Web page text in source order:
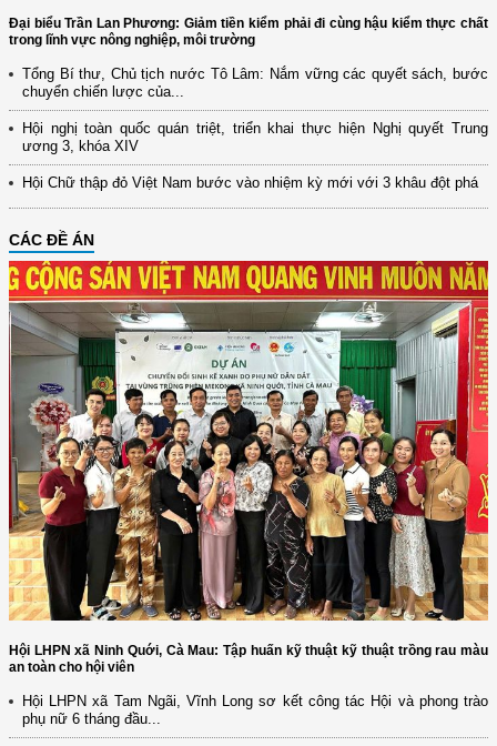
Đại biểu Trần Lan Phương: Giảm tiền kiểm phải đi cùng hậu kiểm thực chất
trong lĩnh vực nông nghiệp, môi trường
Tổng Bí thư, Chủ tịch nước Tô Lâm: Nắm vững các quyết sách, bước
chuyển chiến lược của...
Hội nghị toàn quốc quán triệt, triển khai thực hiện Nghị quyết Trung
ương 3, khóa XIV
Hội Chữ thập đỏ Việt Nam bước vào nhiệm kỳ mới với 3 khâu đột phá
CÁC ĐỀ ÁN
Hội LHPN xã Ninh Quới, Cà Mau: Tập huấn kỹ thuật kỹ thuật trồng rau màu
an toàn cho hội viên
Hội LHPN xã Tam Ngãi, Vĩnh Long sơ kết công tác Hội và phong trào
phụ nữ 6 tháng đầu...